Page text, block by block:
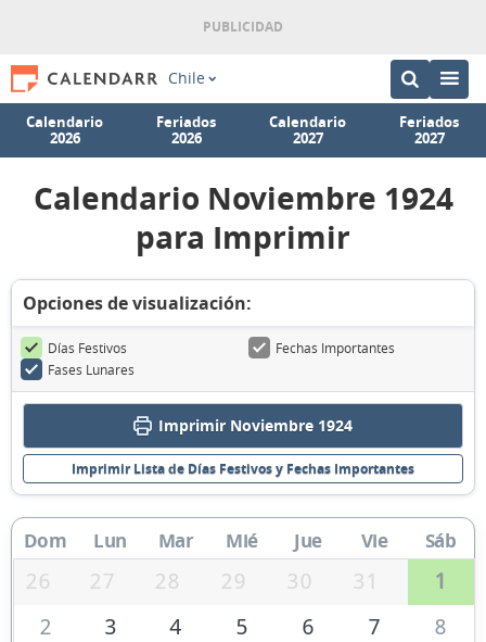
Chile
Calendario
2026
Feriados
2026
Calendario
2027
Feriados
2027
Calendario Noviembre 1924
para Imprimir
Opciones de visualización:
Días Festivos
Fechas Importantes
Fases Lunares
Imprimir Noviembre 1924
Imprimir Lista de Días Festivos y Fechas Importantes
Dom Lun Mar Mié Jue Vie Sáb
26 27 28 29 30 31
1
2
3 4 5 6 7
8